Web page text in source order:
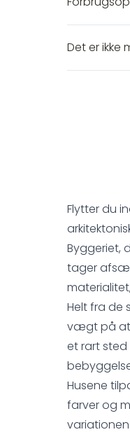
Det er ikke
Flytter du
Byggeriet,
tager afsæt
Helt fra de
vægt på at
et rart sted
Husene
farver og